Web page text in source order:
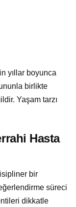
yıllar boyunca
birlikte
Yaşam tarzı
Hasta
bir
süreci
dikkatle